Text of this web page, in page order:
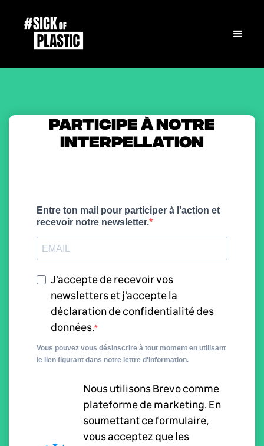
PARTICIPE À NOTRE
INTERPELLATION
Entre ton mail pour participer à l'action et
recevoir notre newsletter.
J'accepte de recevoir vos
newsletters et j'accepte la
déclaration de confidentialité des
données.
Vous pouvez vous désinscrire à tout moment en utilisant
le lien figurant dans notre lettre d'information.
Nous utilisons Brevo comme
plateforme de marketing. En
soumettant ce formulaire,
vous acceptez que les